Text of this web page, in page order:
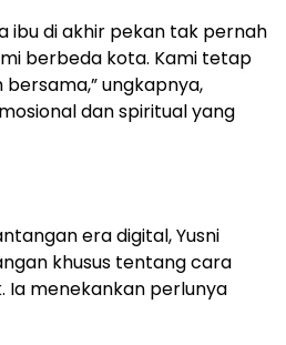
ibu di akhir pekan tak pernah
berbeda kota. Kami tetap
ungkapnya,
dan spiritual yang
era digital, Yusni
khusus tentang cara
Ia menekankan perlunya